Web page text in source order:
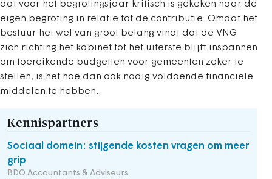
dat voor het begrotingsjaar kritisch is gekeken naar de
eigen begroting in relatie tot de contributie. Omdat het
bestuur het wel van groot belang vindt dat de VNG
zich richting het kabinet tot het uiterste blijft inspannen
om toereikende budgetten voor gemeenten zeker te
stellen, is het hoe dan ook nodig voldoende financiële
middelen te hebben.
Kennispartners
Sociaal domein: stijgende kosten vragen om meer
grip
BDO Accountants & Adviseurs